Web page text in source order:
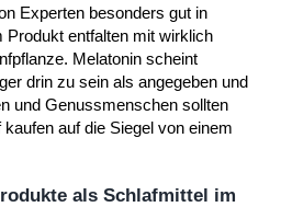
Experten besonders gut in
entfalten mit wirklich
Melatonin scheint
drin zu sein als angegeben und
und Genussmenschen sollten
auf die Siegel von einem
als Schlafmittel im